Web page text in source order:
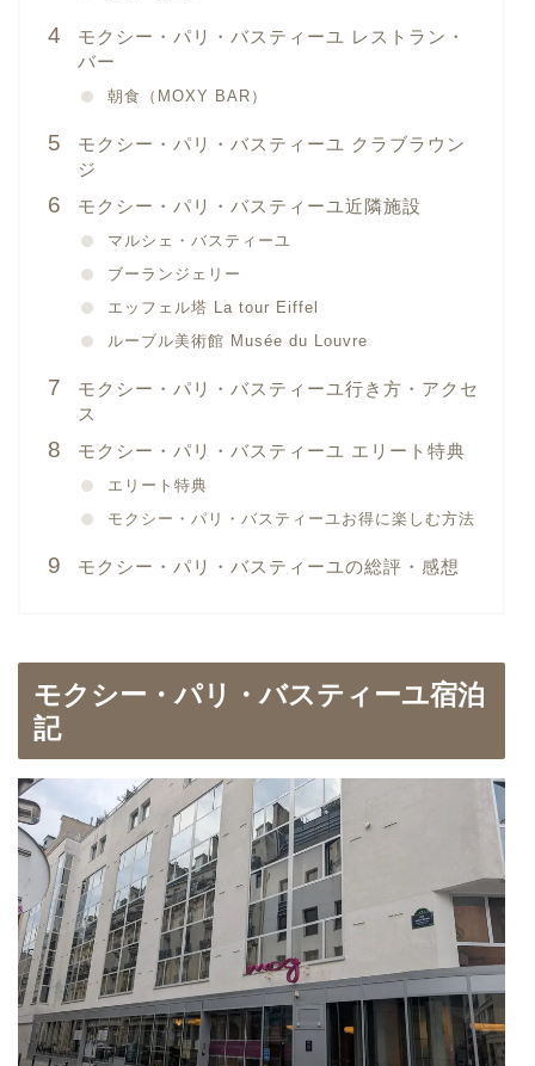
モクシー・パリ・バスティーユ レストラン・
バー
朝食（MOXY BAR）
モクシー・パリ・バスティーユ クラブラウン
ジ
モクシー・パリ・バスティーユ近隣施設
マルシェ・バスティーユ
ブーランジェリー
エッフェル塔 La tour Eiffel
ルーブル美術館 Musée du Louvre
モクシー・パリ・バスティーユ行き方・アクセ
ス
モクシー・パリ・バスティーユ エリート特典
エリート特典
モクシー・パリ・バスティーユお得に楽しむ方法
モクシー・パリ・バスティーユの総評・感想
モクシー・パリ・バスティーユ宿泊
記